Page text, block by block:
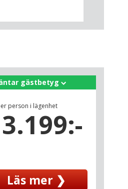
person i lägenhet
3.199:-
Läs mer ❯
gästbetyg